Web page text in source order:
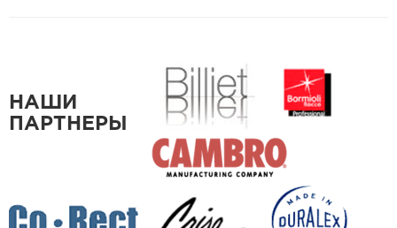
НАШИ
ПАРТНЕРЫ